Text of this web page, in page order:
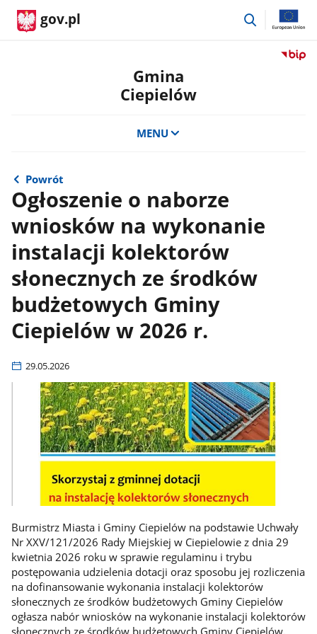
gov.pl
przejdź
Przejdź
Gmina
Ciepielów
MENU
Powrót
Ogłoszenie o naborze
wniosków na wykonanie
instalacji kolektorów
słonecznych ze środków
budżetowych Gminy
Ciepielów w 2026 r.
29.05.2026
Burmistrz Miasta i Gminy Ciepielów na podstawie Uchwały
Nr XXV/121/2026 Rady Miejskiej w Ciepielowie z dnia 29
kwietnia 2026 roku w sprawie regulaminu i trybu
postępowania udzielenia dotacji oraz sposobu jej rozliczenia
na dofinansowanie wykonania instalacji kolektorów
słonecznych ze środków budżetowych Gminy Ciepielów
ogłasza nabór wniosków na wykonanie instalacji kolektorów
słonecznych ze środków budżetowych Gminy Ciepielów.